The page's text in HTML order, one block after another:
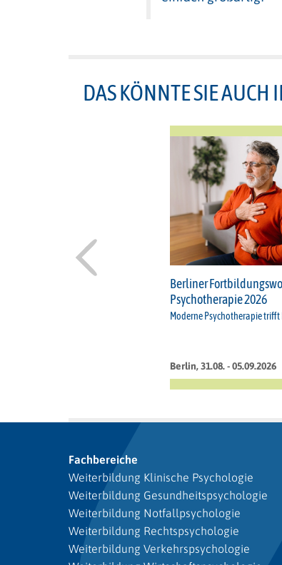
DAS KÖNNTE SIE AUCH
Berliner
Psychotherapie 2026
Moderne Psychotherapie
Berlin, 31.08. - 05.09.2026
Fachbereiche
Weiterbildung Klinische Psychologie
Weiterbildung Gesundheitspsychologie
Weiterbildung Notfallpsychologie
Weiterbildung Rechtspsychologie
Weiterbildung Verkehrspsychologie